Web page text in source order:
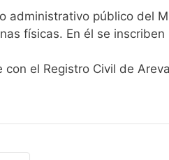
administrativo público del
físicas. En él se
el Registro Civil de